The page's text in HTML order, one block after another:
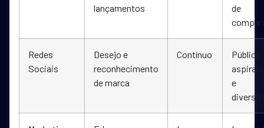
lançamentos
de
Redes
Sociais
Desejo e
reconhecimento
de marca
Contínuo
Público
e